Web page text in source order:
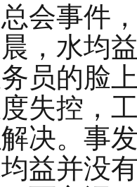
会事件
，水均
员的脸
失控，
决。事
益并没